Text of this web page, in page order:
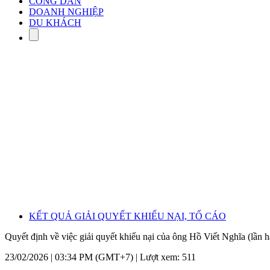
DOANH NGHIỆP
DU KHÁCH
KẾT QUẢ GIẢI QUYẾT KHIẾU NẠI, TỐ CÁO
Quyết định về việc giải quyết khiếu nại của ông Hồ Viết Nghĩa (lần
23/02/2026 | 03:34 PM (GMT+7) | Lượt xem: 511